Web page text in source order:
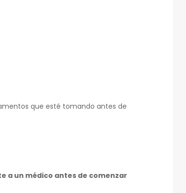
que esté tomando antes de
a un médico antes de comenzar